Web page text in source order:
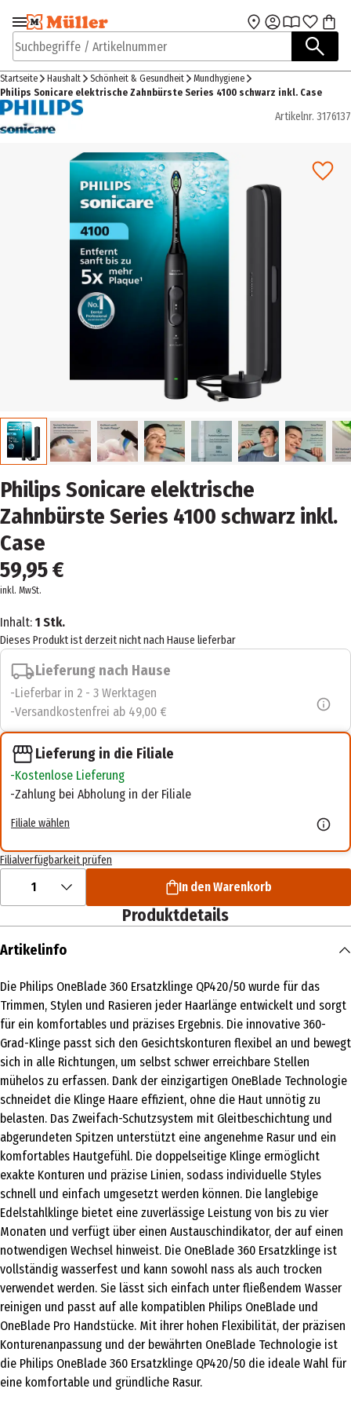
Zur Navigation
springen
Zum Hauptinhalt
Suchbegriffe / Artikelnummer
Startseite Haushalt Schönheit & Gesundheit
Mundhygiene
Philips Sonicare elektrische Zahnbürste Series 4100 schwarz inkl. Case
Artikelnr. 3176137
Philips Sonicare elektrische
Zahnbürste Series 4100 schwarz inkl.
Case
59,95 €
inkl. MwSt.
Inhalt: 1 Stk.
Dieses Produkt ist derzeit nicht nach Hause lieferbar
Lieferung nach Hause
Lieferbar in 2 - 3 Werktagen
Versandkostenfrei ab 49,00 €
Lieferung in die Filiale
Kostenlose Lieferung
Zahlung bei Abholung in der Filiale
Filiale wählen
Filialverfügbarkeit prüfen
1 In den Warenkorb
Produktdetails
Artikelinfo
Die Philips OneBlade 360 Ersatzklinge QP420/50 wurde für das
Trimmen, Stylen und Rasieren jeder Haarlänge entwickelt und sorgt
für ein komfortables und präzises Ergebnis. Die innovative 360-
Grad-Klinge passt sich den Gesichtskonturen flexibel an und bewegt
sich in alle Richtungen, um selbst schwer erreichbare Stellen
mühelos zu erfassen. Dank der einzigartigen OneBlade Technologie
schneidet die Klinge Haare effizient, ohne die Haut unnötig zu
belasten. Das Zweifach-Schutzsystem mit Gleitbeschichtung und
abgerundeten Spitzen unterstützt eine angenehme Rasur und ein
komfortables Hautgefühl. Die doppelseitige Klinge ermöglicht
exakte Konturen und präzise Linien, sodass individuelle Styles
schnell und einfach umgesetzt werden können. Die langlebige
Edelstahlklinge bietet eine zuverlässige Leistung von bis zu vier
Monaten und verfügt über einen Austauschindikator, der auf einen
notwendigen Wechsel hinweist. Die OneBlade 360 Ersatzklinge ist
vollständig wasserfest und kann sowohl nass als auch trocken
verwendet werden. Sie lässt sich einfach unter fließendem Wasser
reinigen und passt auf alle kompatiblen Philips OneBlade und
OneBlade Pro Handstücke. Mit ihrer hohen Flexibilität, der präzisen
Konturenanpassung und der bewährten OneBlade Technologie ist
die Philips OneBlade 360 Ersatzklinge QP420/50 die ideale Wahl für
eine komfortable und gründliche Rasur.